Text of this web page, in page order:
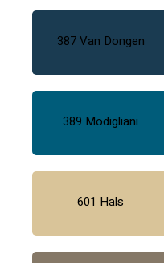
387 Van Dongen
389 Modigliani
601 Hals